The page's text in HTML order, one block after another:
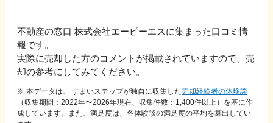
不動産の窓口 株式会社エーピーエスに集まった口コミ情
報です。
実際に売却した方のコメントが掲載されていますので、売
却の参考にしてみてください。
※ 本データは、 すまいステップが独自に収集した売却経験者の体験談
（収集期間：2022年〜2026年現在、収集件数： 1,400件以上）を基に作
成しています。また、満足度は、各体験談の満足度の平均を算出してい